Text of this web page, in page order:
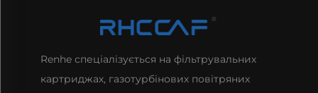
Renhe спеціалізується на фільтрувальних
картриджах, газотурбінових повітряних